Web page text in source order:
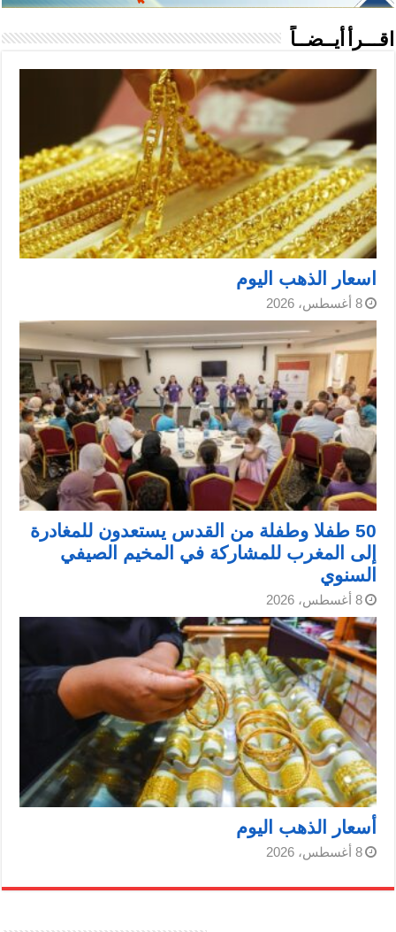
اقـــرأ أيــضــاً
اسعار الذهب اليوم
8 أغسطس، 2026
50 طفلا وطفلة من القدس يستعدون للمغادرة
إلى المغرب للمشاركة في المخيم الصيفي
السنوي
8 أغسطس، 2026
أسعار الذهب اليوم
8 أغسطس، 2026